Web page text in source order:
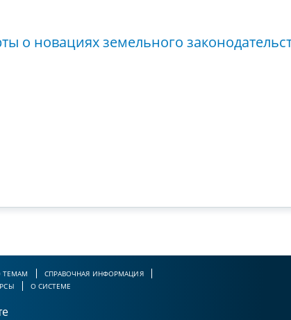
о новациях земельного
ТЕМАМ
СПРАВОЧНАЯ ИНФОРМАЦИЯ
О СИСТЕМЕ